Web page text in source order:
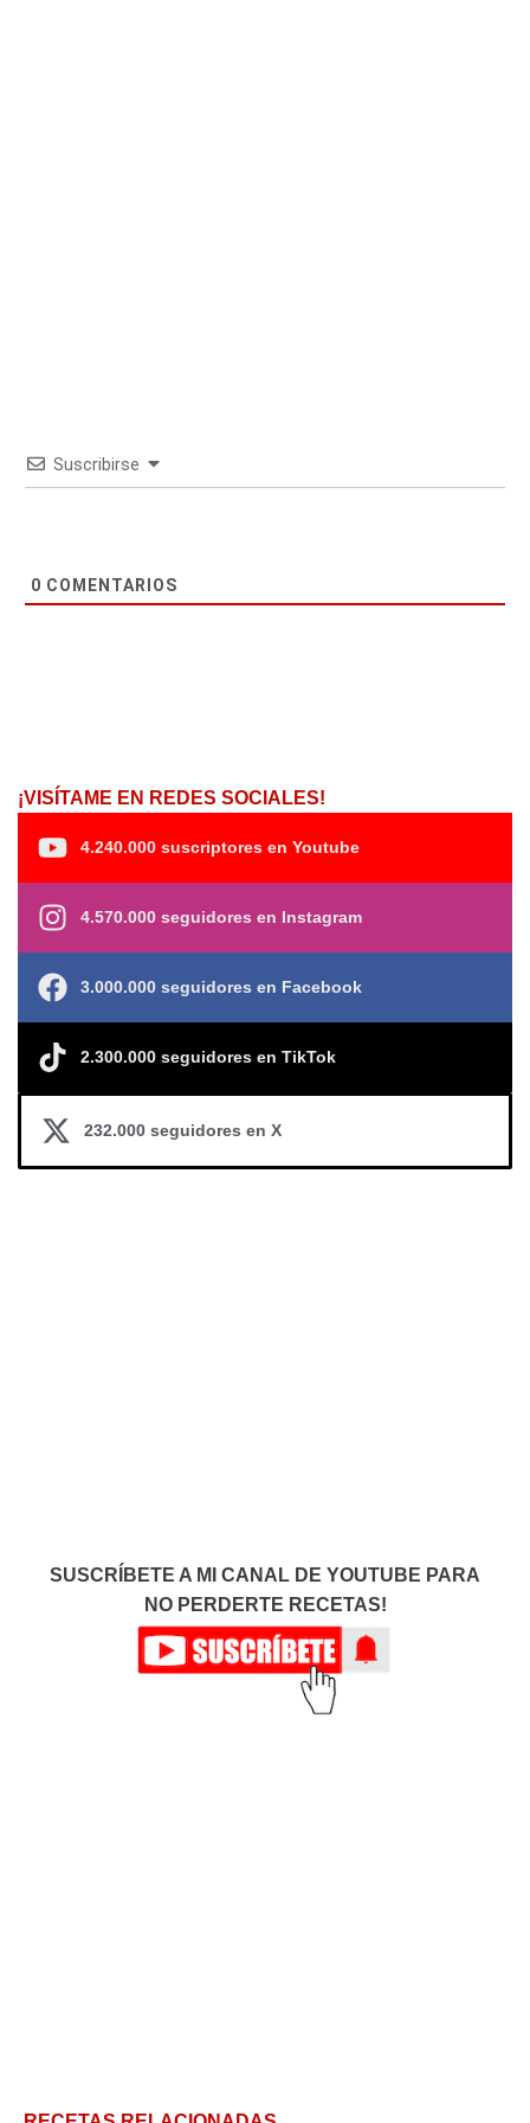
Suscribirse
0 COMENTARIOS
¡VISÍTAME EN REDES SOCIALES!
4.240.000 suscriptores en Youtube
4.570.000 seguidores en Instagram
3.000.000 seguidores en Facebook
2.300.000 seguidores en TikTok
232.000 seguidores en X
SUSCRÍBETE A MI CANAL DE YOUTUBE PARA
NO PERDERTE RECETAS!